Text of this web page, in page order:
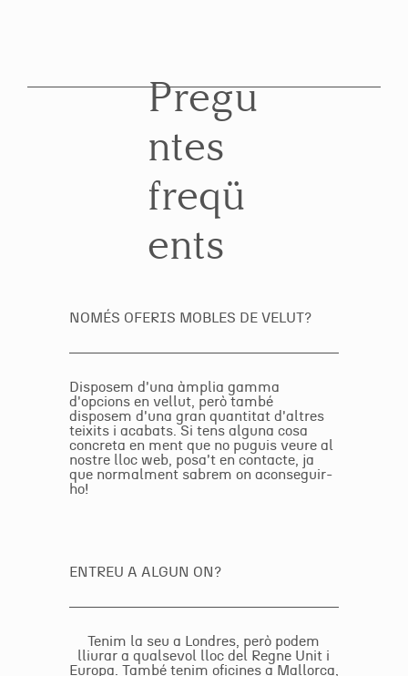
NOMÉS OFERIS MOBLES DE VELUT?
Disposem d'una àmplia gamma
d'opcions en vellut, però també
disposem d'una gran quantitat d'altres
teixits i acabats. Si tens alguna cosa
concreta en ment que no puguis veure al
nostre lloc web, posa't en contacte, ja
que normalment sabrem on aconseguir-
ho!
ENTREU A ALGUN ON?
Tenim la seu a Londres, però podem
lliurar a qualsevol lloc del Regne Unit i
Europa. També tenim oficines a Mallorca,
Pregu
ntes
freqü
ents